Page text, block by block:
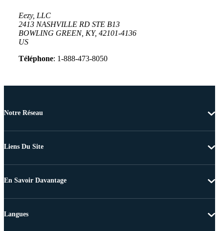
Eezy, LLC
2413 NASHVILLE RD STE B13
BOWLING GREEN, KY, 42101-4136
US
Téléphone: 1-888-473-8050
Notre Réseau
Liens Du Site
En Savoir Davantage
Langues